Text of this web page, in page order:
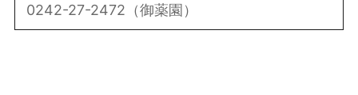
0242-27-2472（御薬園）